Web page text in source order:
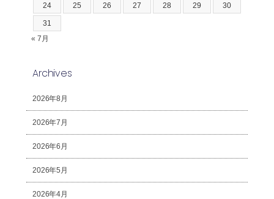
24 25 26 27 28 29 30
31
« 7月
Archives
2026年8月
2026年7月
2026年6月
2026年5月
2026年4月